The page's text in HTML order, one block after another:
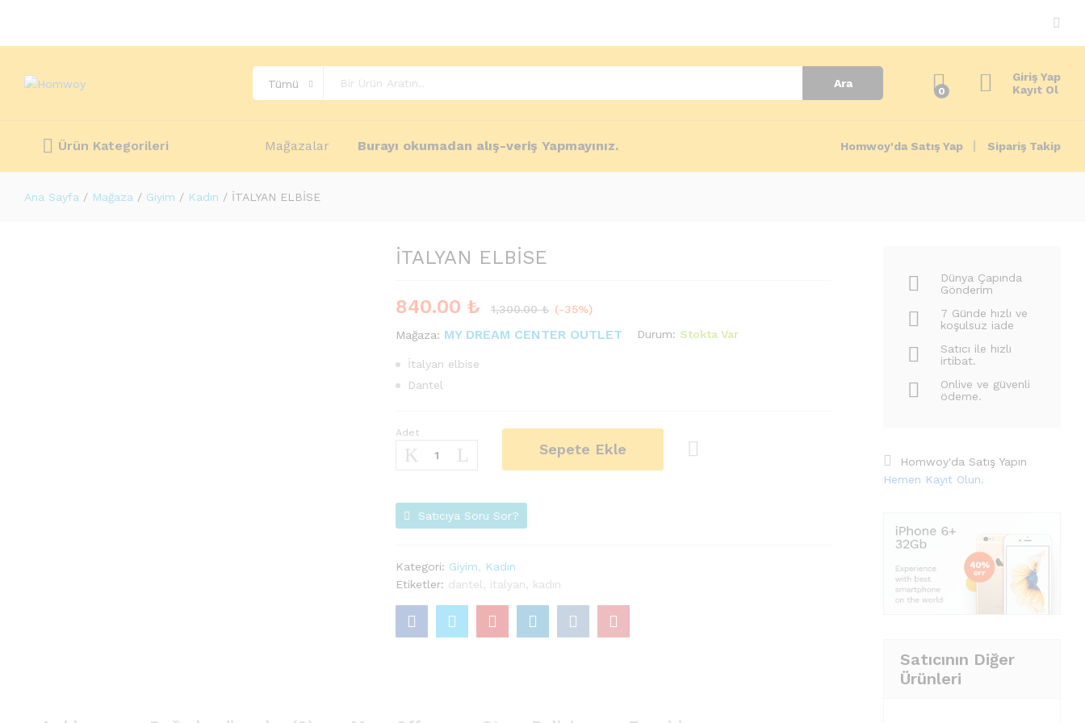
Tümü Ara
0
Giriş Yap
Kayıt Ol
Ürün Kategorileri Mağazalar Burayı okumadan alış-veriş Yapmayınız. Homwoy'da Satış Yap Sipariş Takip
Ana Sayfa / Mağaza / Giyim / Kadın / İTALYAN ELBİSE
İTALYAN ELBİSE
840.00 ₺ 1,300.00₺ (-35%)
Mağaza: MY DREAM CENTER OUTLET Durum: Stokta Var
İtalyan elbise
Dantel
İTALYAN
ELBİSE
Adet
Sepete Ekle
Satıcıya Soru Sor?
Kategori: Giyim
Kadın
Etiketler: dantel italyan kadın
Dünya Çapında
Gönderim
7 Günde hızlı ve
koşulsuz iade
Satıcı ile hızlı
irtibat.
Onlive ve güvenli
ödeme.
Homwoy'da Satış Yapın
Hemen Kayıt Olun.
Satıcının Diğer
Ürünleri